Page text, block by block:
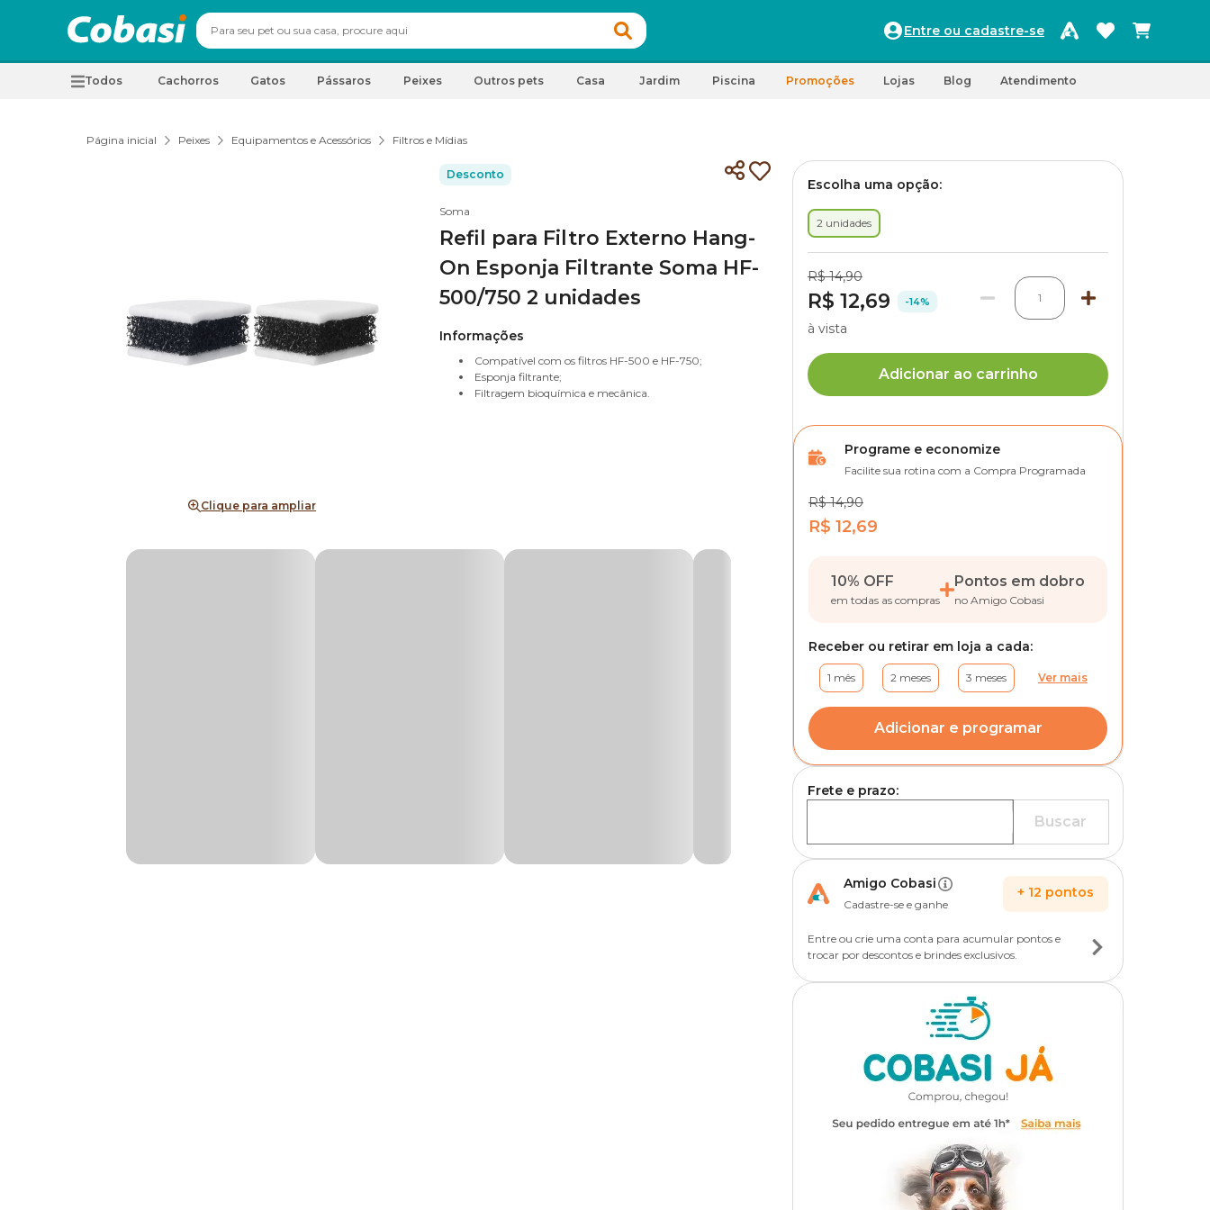
Entre ou cadastre-se
Todos Cachorros Gatos Pássaros Peixes Outros pets Casa Jardim Piscina Promoções Lojas Blog Atendimento
Página inicial Peixes Equipamentos e Acessórios Filtros e Mídias
Clique para ampliar
Desconto
Soma
Refil para Filtro Externo Hang-
On Esponja Filtrante Soma HF-
500/750 2 unidades
Informações
Compatível com os filtros HF-500 e HF-750;
Esponja filtrante;
Filtragem bioquímica e mecânica.
Escolha uma opção:
2 unidades
R$ 14,90
R$ 12,69 -14% 1
à vista
Adicionar ao carrinho
Programe e economize
Facilite sua rotina com a Compra Programada
R$ 14,90
R$ 12,69
10% OFF
em todas as compras
Pontos em dobro
no Amigo Cobasi
Receber ou retirar em loja a cada:
1 mês 2 meses 3 meses Ver mais
Adicionar e programar
Frete e prazo:
Buscar
Amigo Cobasi
Cadastre-se e ganhe
+ 12 pontos
Entre ou crie uma conta para acumular pontos e
trocar por descontos e brindes exclusivos.